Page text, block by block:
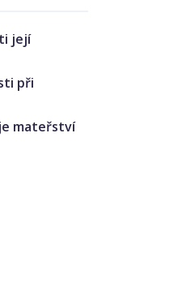
její
při
mateřství